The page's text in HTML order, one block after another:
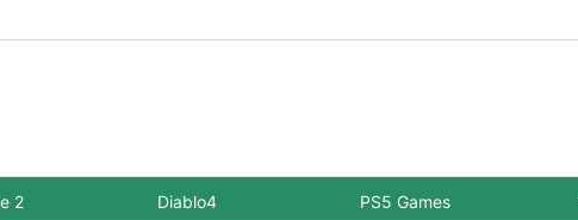
2 Diablo4 PS5 Games